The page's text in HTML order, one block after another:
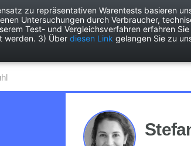
Freizeit Garten Haushalt
zu repräsentativen Warentests basieren
Untersuchungen durch Verbraucher,
Test- und Vergleichsverfahren erfahren Sie
werden. 3) Überdiesen Link gelangen Sie zu